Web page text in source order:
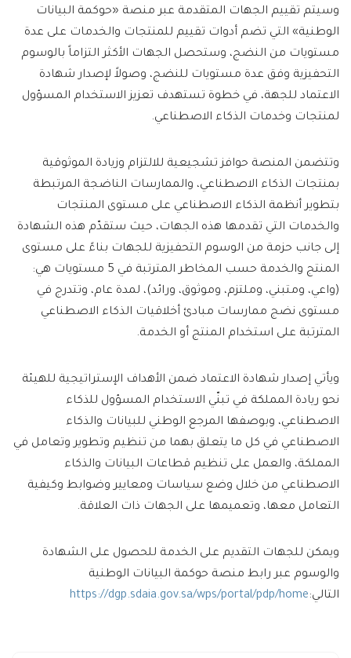
وسيتم تقييم الجهات المتقدمة عبر منصة «حوكمة البيانات
الوطنية» التي تضم أدوات تقييم للمنتجات والخدمات على عدة
مستويات من النضج، وستحصل الجهات الأكثر التزاماً بالوسوم
التحفيزية وفق عدة مستويات للنضج، وصولاً لإصدار شهادة
الاعتماد للجهة، في خطوة تستهدف تعزيز الاستخدام المسؤول
لمنتجات وخدمات الذكاء الاصطناعي.
وتتضمن المنصة حوافز تشجيعية للالتزام وزيادة الموثوقية
بمنتجات الذكاء الاصطناعي، والممارسات الناضجة المرتبطة
بتطوير أنظمة الذكاء الاصطناعي على مستوى المنتجات
والخدمات التي تقدمها هذه الجهات، حيث ستقدّم هذه الشهادة
إلى جانب حزمة من الوسوم التحفيزية للجهات بناءً على مستوى
المنتج والخدمة حسب المخاطر المترتبة في 5 مستويات هي:
(واعي، ومتبني، وملتزم، وموثوق، ورائد)، لمدة عام، وتتدرج في
مستوى نضج ممارسات مبادئ أخلاقيات الذكاء الاصطناعي
المترتبة على استخدام المنتج أو الخدمة.
ويأتي إصدار شهادة الاعتماد ضمن الأهداف الإستراتيجية للهيئة
نحو ريادة المملكة في تبنّي الاستخدام المسؤول للذكاء
الاصطناعي، وبوصفها المرجع الوطني للبيانات والذكاء
الاصطناعي في كل ما يتعلق بهما من تنظيم وتطوير وتعامل في
المملكة، والعمل على تنظيم قطاعات البيانات والذكاء
الاصطناعي من خلال وضع سياسات ومعايير وضوابط وكيفية
التعامل معها، وتعميمها على الجهات ذات العلاقة.
ويمكن للجهات التقديم على الخدمة للحصول على الشهادة
والوسوم عبر رابط منصة حوكمة البيانات الوطنية
التالي:https://dgp.sdaia.gov.sa/wps/portal/pdp/home